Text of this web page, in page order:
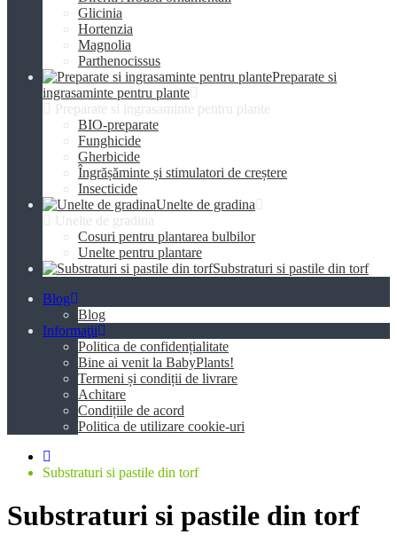
Glicinia
Hortenzia
Magnolia
Parthenocissus
Preparate si
ingrasaminte pentru plante
Preparate si ingrasaminte pentru plante
BIO-preparate
Funghicide
Gherbicide
Îngrășăminte și stimulatori de creștere
Insecticide
Unelte de gradina
Unelte de gradina
Cosuri pentru plantarea bulbilor
Unelte pentru plantare
Substraturi si pastile din torf
Blog
Blog
Informaţii
Politica de confidențialitate
Bine ai venit la BabyPlants!
Termeni și condiții de livrare
Achitare
Condițiile de acord
Politica de utilizare cookie-uri
Substraturi si pastile din torf
Substraturi si pastile din torf